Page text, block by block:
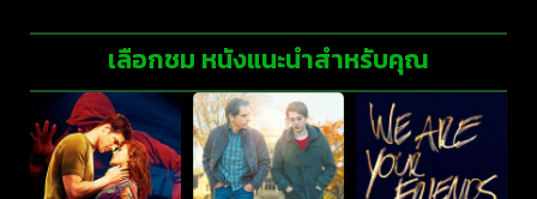
เลือกชม หนังแนะนำสำหรับคุณ